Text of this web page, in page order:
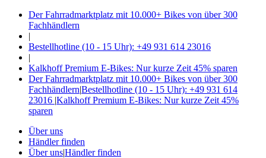
Der Fahrradmarktplatz mit 10.000+ Bikes von über 300
Fachhändlern
|
Bestellhotline (10 - 15 Uhr): +49 931 614 23016
|
Kalkhoff Premium E-Bikes: Nur kurze Zeit 45% sparen
Der Fahrradmarktplatz mit 10.000+ Bikes von über 300
Fachhändlern|Bestellhotline (10 - 15 Uhr): +49 931 614
23016 |Kalkhoff Premium E-Bikes: Nur kurze Zeit 45%
sparen
Über uns
Händler finden
Über uns|Händler finden